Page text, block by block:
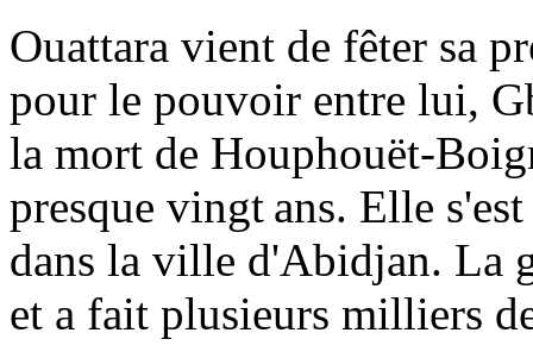
Ouattara vient de fêter sa
pour le pouvoir entre lui,
la mort de Houphouët-
presque vingt ans. Elle
dans la ville d'Abidjan. La
et a fait plusieurs milliers